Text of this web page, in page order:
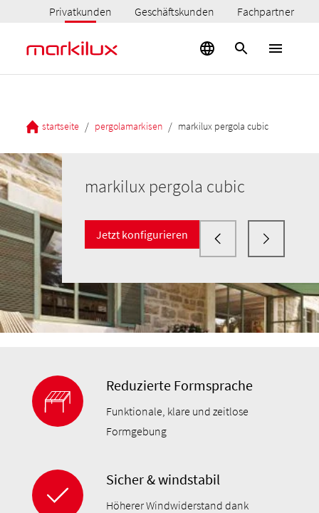
Privatkunden Geschäftskunden Fachpartner
startseite / pergolamarkisen / markilux pergola cubic
markilux pergola cubic
Jetzt konfigurieren
Reduzierte Formsprache
Funktionale, klare und zeitlose
Formgebung
Sicher & windstabil
Höherer Windwiderstand dank